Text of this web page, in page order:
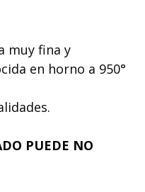
muy fina y
en horno a 950°
PUEDE NO